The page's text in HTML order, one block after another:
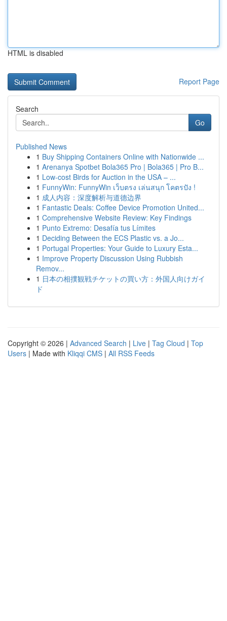
HTML is disabled
Report Page
Search
Go
Published News
1 Buy Shipping Containers Online with Nationwide ...
1 Arenanya Spotbet Bola365 Pro | Bola365 | Pro B...
1 Low-cost Birds for Auction in the USA – ...
1 FunnyWin: FunnyWin เว็บตรง เล่นสนุก โคตรปัง !
1 成人内容：深度解析与道德边界
1 Fantastic Deals: Coffee Device Promotion United...
1 Comprehensive Website Review: Key Findings
1 Punto Extremo: Desafía tus Límites
1 Deciding Between the ECS Plastic vs. a Jo...
1 Portugal Properties: Your Guide to Luxury Esta...
1 Improve Property Discussion Using Rubbish
Remov...
1 日本の相撲観戦チケットの買い方：外国人向けガイ
ド
Copyright © 2026 | Advanced Search | Live | Tag Cloud | Top
Users | Made with Kliqqi CMS | All RSS Feeds